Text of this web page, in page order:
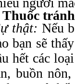
Thuốc
thật: Nếu
bạn sẽ
hết các
buồn